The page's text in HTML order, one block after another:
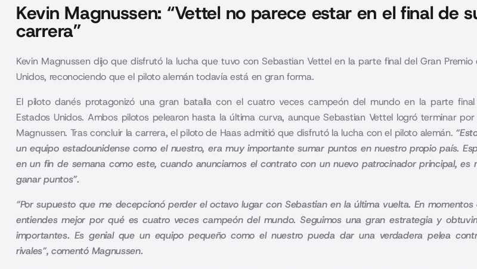
Kevin Magnussen: “Vettel no parece estar en el final de
carrera”
Kevin Magnussen dijo que disfrutó la lucha que tuvo con Sebastian Vettel en la parte final del Gran Premio
Unidos, reconociendo que el piloto alemán todavía está en gran forma.
El piloto danés protagonizó una gran batalla con el cuatro veces campeón del mundo en la parte
Estados Unidos. Ambos pilotos pelearon hasta la última curva, aunque Sebastian Vettel logró terminar
Magnussen. Tras concluir la carrera, el piloto de Haas admitió que disfrutó la lucha con el piloto alemán.
un equipo estadounidense como el nuestro, era muy importante sumar puntos en nuestro propio país.
en un fin de semana como este, cuando anunciamos el contrato con un nuevo patrocinador principal, es
ganar puntos”.
“Por supuesto que me decepcionó perder el octavo lugar con Sebastian en la última vuelta. En momentos
entiendes mejor por qué es cuatro veces campeón del mundo. Seguimos una gran estrategia y
importantes. Es genial que un equipo pequeño como el nuestro pueda dar una verdadera pelea
rivales”, comentó Magnussen.